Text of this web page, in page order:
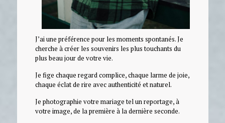
J’ai une préférence pour les moments spontanés. Je
cherche à créer les souvenirs les plus touchants du
plus beau jour de votre vie.
Je fige chaque regard complice, chaque larme de joie,
chaque éclat de rire avec authenticité et naturel.
Je photographie votre mariage tel un reportage, à
votre image, de la première à la dernière seconde.